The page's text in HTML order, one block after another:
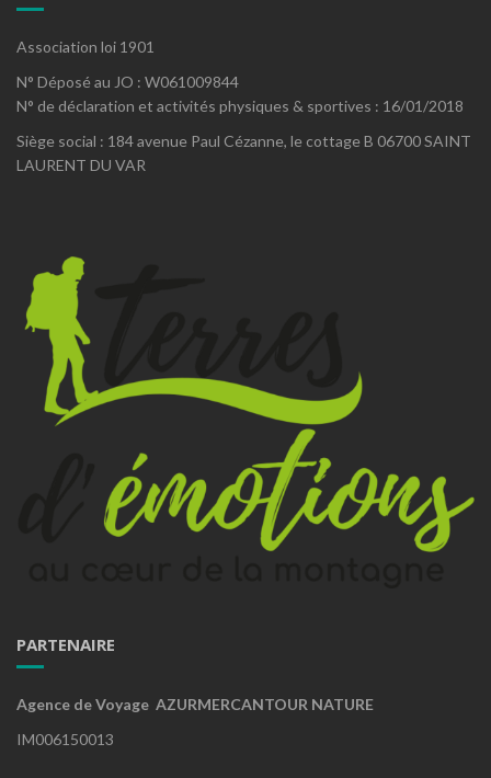
Association loi 1901
N° Déposé au JO : W061009844
N° de déclaration et activités physiques & sportives : 16/01/2018
Siège social : 184 avenue Paul Cézanne, le cottage B 06700 SAINT
LAURENT DU VAR
PARTENAIRE
Agence de Voyage AZURMERCANTOUR NATURE
IM006150013